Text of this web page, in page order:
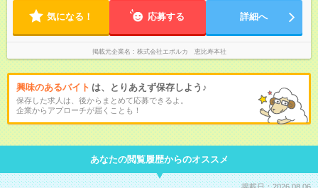
気になる！ 応募する 詳細へ
掲載元企業名 株式会社エボルカ 恵比寿本社
興味のあるバイト は、とりあえず保存しよう♪
保存した求人は、後からまとめて応募できるよ。
企業からアプローチが届くことも！
あなたの閲覧履歴からのオススメ